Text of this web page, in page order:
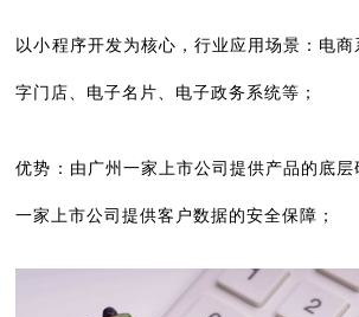
以小程序开发为核心，行业应用场景：电
字门店、电子名片、电子政务系统等；
优势：由广州一家上市公司提供产品的底层
一家上市公司提供客户数据的安全保障；